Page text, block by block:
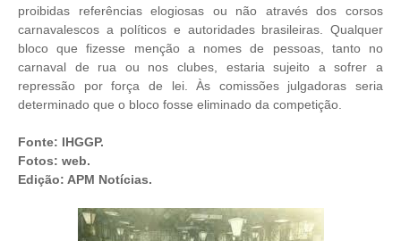
proibidas referências elogiosas ou não através dos corsos
carnavalescos a políticos e autoridades brasileiras. Qualquer
bloco que fizesse menção a nomes de pessoas, tanto no
carnaval de rua ou nos clubes, estaria sujeito a sofrer a
repressão por força de lei. Às comissões julgadoras seria
determinado que o bloco fosse eliminado da competição.
Fonte: IHGGP.
Fotos: web.
Edição: APM Notícias.